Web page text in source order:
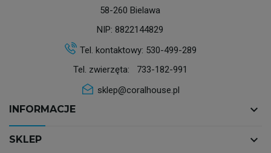
58-260 Bielawa
NIP: 8822144829
Tel. kontaktowy: 530-499-289
Tel. zwierzęta: 733-182-991
sklep@coralhouse.pl
INFORMACJE keyboard_arrow_down
SKLEP keyboard_arrow_down